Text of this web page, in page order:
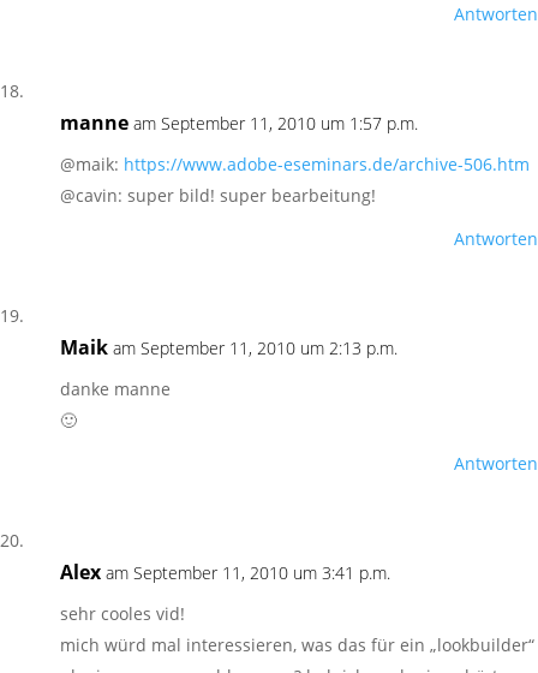
Antworten
manne am September 11, 2010 um 1:57 p.m.
@maik: https://www.adobe-eseminars.de/archive-506.htm
@cavin: super bild! super bearbeitung!
Antworten
Maik am September 11, 2010 um 2:13 p.m.
danke manne
🙂
Antworten
Alex am September 11, 2010 um 3:41 p.m.
sehr cooles vid!
mich würd mal interessieren, was das für ein „lookbuilder“